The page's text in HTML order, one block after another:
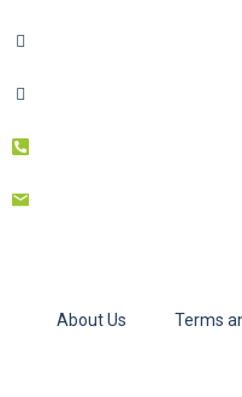
About Us Terms